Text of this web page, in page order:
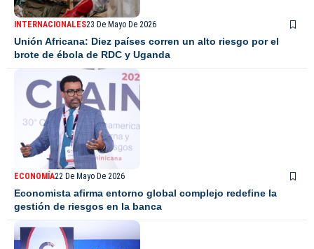
INTERNACIONALES23 De Mayo De 2026
Unión Africana: Diez países corren un alto riesgo por el
brote de ébola de RDC y Uganda
ECONOMÍA22 De Mayo De 2026
Economista afirma entorno global complejo redefine la
gestión de riesgos en la banca